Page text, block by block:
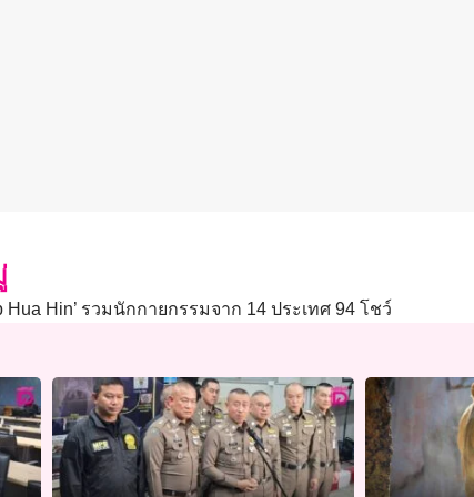
Hin’ รวมนักกายกรรมจาก 14 ประเทศ 94 โชว์